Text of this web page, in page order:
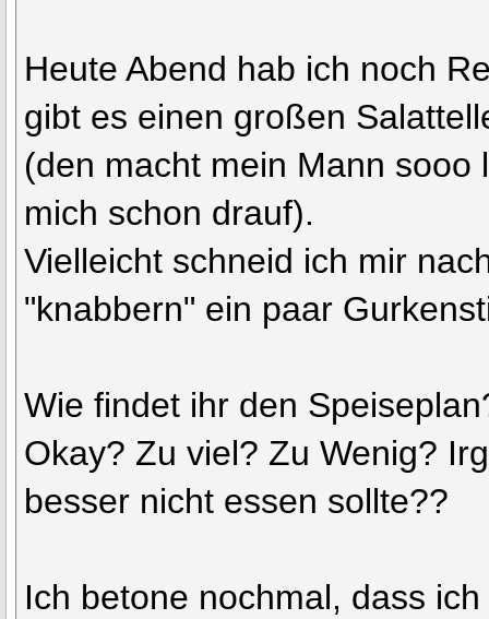
Heute Abend hab ich noch
gibt es einen großen
(den macht mein Mann sooo
mich schon drauf).
Vielleicht schneid ich mir
"knabbern" ein paar
Wie findet ihr den
Okay? Zu viel? Zu Wenig?
besser nicht essen sollte??
Ich betone nochmal, dass